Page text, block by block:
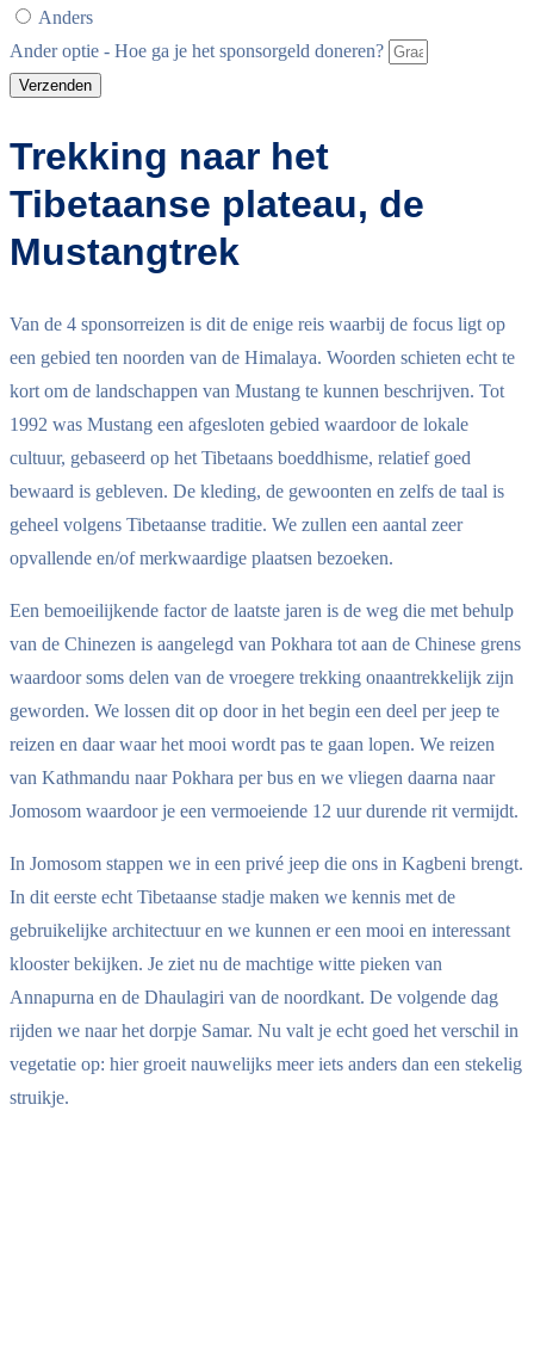
Anders
Ander optie - Hoe ga je het sponsorgeld doneren?
Verzenden
Trekking naar het
Tibetaanse plateau, de
Mustangtrek
Van de 4 sponsorreizen is dit de enige reis waarbij de focus ligt op
een gebied ten noorden van de Himalaya. Woorden schieten echt te
kort om de landschappen van Mustang te kunnen beschrijven. Tot
1992 was Mustang een afgesloten gebied waardoor de lokale
cultuur, gebaseerd op het Tibetaans boeddhisme, relatief goed
bewaard is gebleven. De kleding, de gewoonten en zelfs de taal is
geheel volgens Tibetaanse traditie. We zullen een aantal zeer
opvallende en/of merkwaardige plaatsen bezoeken.
Een bemoeilijkende factor de laatste jaren is de weg die met behulp
van de Chinezen is aangelegd van Pokhara tot aan de Chinese grens
waardoor soms delen van de vroegere trekking onaantrekkelijk zijn
geworden. We lossen dit op door in het begin een deel per jeep te
reizen en daar waar het mooi wordt pas te gaan lopen. We reizen
van Kathmandu naar Pokhara per bus en we vliegen daarna naar
Jomosom waardoor je een vermoeiende 12 uur durende rit vermijdt.
In Jomosom stappen we in een privé jeep die ons in Kagbeni brengt.
In dit eerste echt Tibetaanse stadje maken we kennis met de
gebruikelijke architectuur en we kunnen er een mooi en interessant
klooster bekijken. Je ziet nu de machtige witte pieken van
Annapurna en de Dhaulagiri van de noordkant. De volgende dag
rijden we naar het dorpje Samar. Nu valt je echt goed het verschil in
vegetatie op: hier groeit nauwelijks meer iets anders dan een stekelig
struikje.